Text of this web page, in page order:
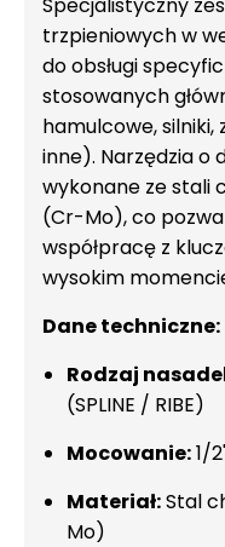
trzpieniowych w
do obsługi
stosowanych
hamulcowe, silniki,
inne). Narzędzia o
wykonane ze stali
(Cr-Mo), co
współpracę z
wysokim
Dane techniczne:
Rodzaj
(SPLINE / RIBE)
Mocowanie:1/
Materiał:Stal
Mo)